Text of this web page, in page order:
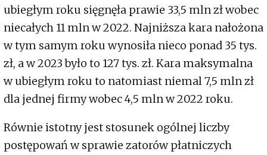
ubiegłym roku sięgnęła prawie 33,5 mln zł wobec
niecałych 11 mln w 2022. Najniższa kara nałożona
w tym samym roku wynosiła nieco ponad 35 tys.
zł, a w 2023 było to 127 tys. zł. Kara maksymalna
w ubiegłym roku to natomiast niemal 7,5 mln zł
dla jednej firmy wobec 4,5 mln w 2022 roku.
Równie istotny jest stosunek ogólnej liczby
postępowań w sprawie zatorów płatniczych